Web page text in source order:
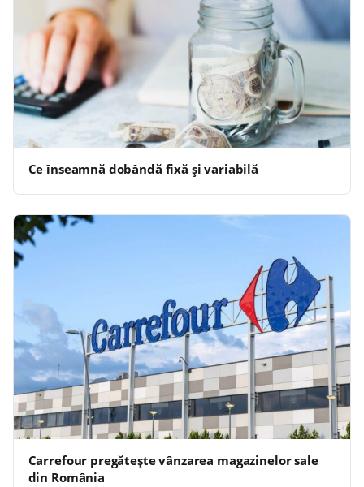
Ce înseamnă dobândă fixă și variabilă
Carrefour pregăteşte vânzarea magazinelor sale
din România